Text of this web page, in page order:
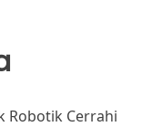
Robotik Cerrahi